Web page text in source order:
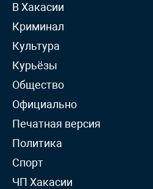
В Хакасии
Криминал
Культура
Курьёзы
Общество
Официально
Печатная версия
Политика
Спорт
ЧП Хакасии